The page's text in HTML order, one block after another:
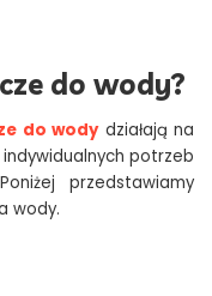
do wody?
do wodydziałają na
potrzeb
przedstawiamy
wody.